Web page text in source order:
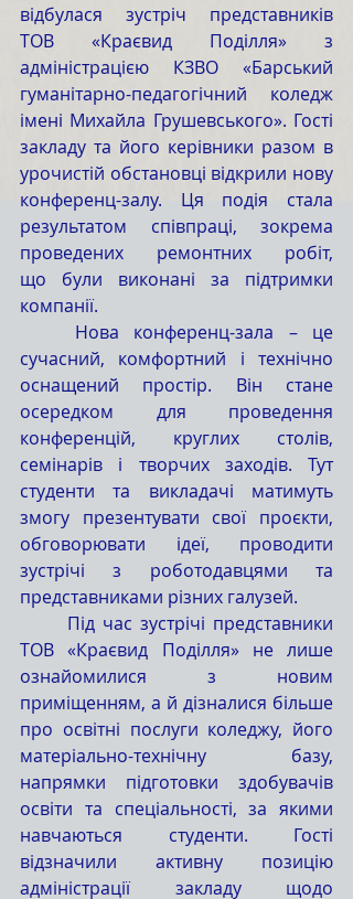
відбулася зустріч представників
ТОВ «Краєвид Поділля» з
адміністрацією КЗВО «Барський
гуманітарно-педагогічний коледж
імені Михайла Грушевського». Гості
закладу та його керівники разом в
урочистій обстановці відкрили нову
конференц-залу. Ця подія стала
результатом співпраці, зокрема
проведених ремонтних робіт,
що були виконані за підтримки
компанії.
сучасний, комфортний і технічно
оснащений простір. Він стане
осередком для проведення
конференцій, круглих столів,
семінарів і творчих заходів. Тут
студенти та викладачі матимуть
змогу презентувати свої проєкти,
обговорювати ідеї, проводити
зустрічі з роботодавцями та
представниками різних галузей.
ТОВ «Краєвид Поділля» не лише
ознайомилися з новим
приміщенням, а й дізналися більше
про освітні послуги коледжу, його
матеріально-технічну базу,
напрямки підготовки здобувачів
освіти та спеціальності, за якими
навчаються студенти. Гості
відзначили активну позицію
адміністрації закладу щодо